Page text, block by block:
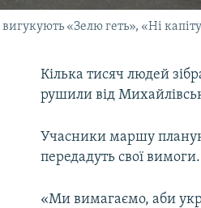
«Зелю геть», «Ні
Кілька тисяч людей
рушили від
Учасники маршу
передадуть свої вимоги.
«Ми вимагаємо, аби